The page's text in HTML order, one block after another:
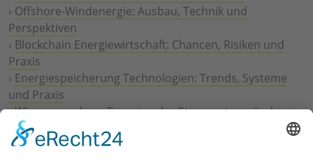
› Offshore-Windenergie: Ausbau, Technik und
Perspektiven
› Blockchain Energiewirtschaft: Chancen, Risiken und
Praxis
› Energiespeicherung Technologien: Trends, Systeme
und Praxis
›Wie erneuerbare Energien das Stromnetz verändern
Digitalisierung Energiewirtschaft: Effizienz, Netze und
Prozesse